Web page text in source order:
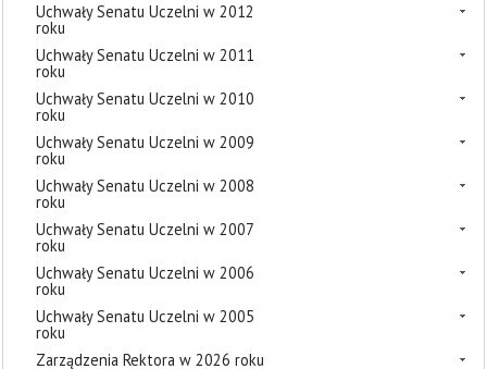
Uchwały Senatu Uczelni w 2012
roku
Uchwały Senatu Uczelni w 2011
roku
Uchwały Senatu Uczelni w 2010
roku
Uchwały Senatu Uczelni w 2009
roku
Uchwały Senatu Uczelni w 2008
roku
Uchwały Senatu Uczelni w 2007
roku
Uchwały Senatu Uczelni w 2006
roku
Uchwały Senatu Uczelni w 2005
roku
Zarządzenia Rektora w 2026 roku